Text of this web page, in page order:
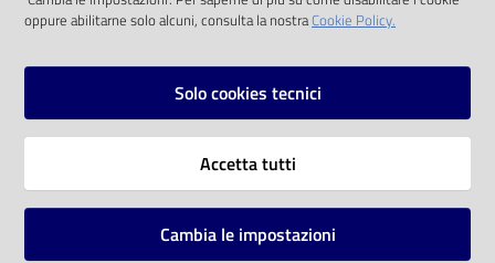
Avvisi Instagram
Vai alla pagina
oppure abilitarne solo alcuni, consulta la nostraCookie Policy.
Solo cookies tecnici
Accetta tutti
Cambia le impostazioni